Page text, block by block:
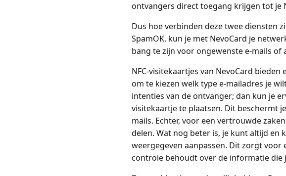
ontvangers direct toegang krijgen tot je
Dus hoe verbinden deze twee diensten
SpamOK, kun je met NevoCard je
bang te zijn voor ongewenste e-mails
NFC-visitekaartjes van NevoCard
om te kiezen welk type e-mailadres je
intenties van de ontvanger; dan kun je
visitekaartje te plaatsen. Dit beschermt
mails. Echter, voor een vertrouwde
delen. Wat nog beter is, je kunt altijd en
weergegeven aanpassen. Dit zorgt voor
controle behoudt over de informatie die